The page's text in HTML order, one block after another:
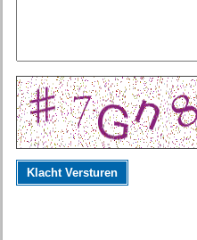
Klacht Versturen